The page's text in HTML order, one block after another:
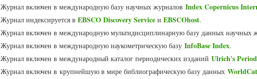
Журнал включен в международную базу научных журналов Index Copernicus
Журнал индексируется в EBSCO Discovery Service и EBSCOhost.
Журнал включен в международную мультидисциплинарную базу данных научных
Журнал включен в международную наукометрическую базу InfoBase Index.
Журнал включен в международный каталог периодических изданий Ulrich's
Журнал включен в крупнейшую в мире библиографическую базу данных WorldCat